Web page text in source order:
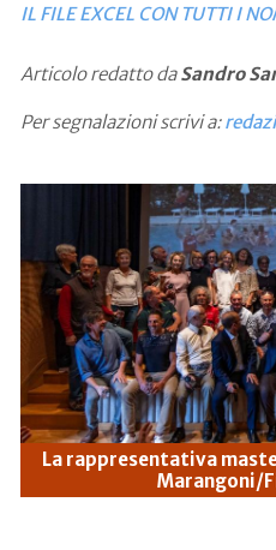
IL FILE EXCEL CON TUTTI I
Articolo redatto daSandro
Per segnalazioni scrivi a:
La rappresentativa
Marangoni/